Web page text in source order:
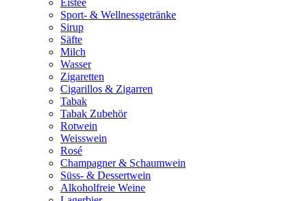
Eistee
Sport- & Wellnessgetränke
Sirup
Säfte
Milch
Wasser
Zigaretten
Cigarillos & Zigarren
Tabak
Tabak Zubehör
Rotwein
Weisswein
Rosé
Champagner & Schaumwein
Süss- & Dessertwein
Alkoholfreie Weine